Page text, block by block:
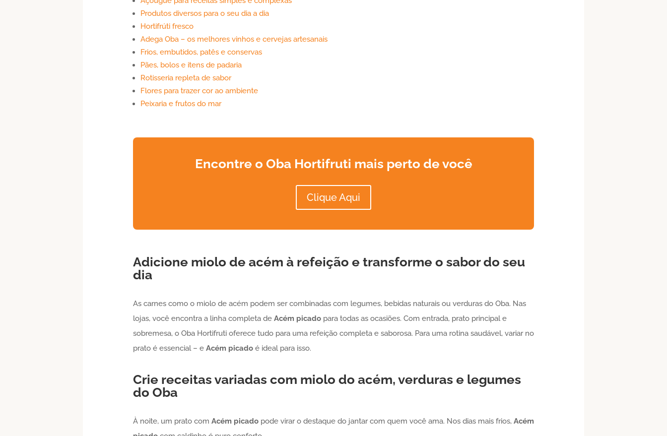
Produtos diversos para o seu dia a dia
Hortifrúti fresco
Adega Oba – os melhores vinhos e cervejas artesanais
Frios, embutidos, patês e conservas
Pães, bolos e itens de padaria
Rotisseria repleta de sabor
Flores para trazer cor ao ambiente
Peixaria e frutos do mar
Encontre o Oba Hortifruti mais perto de você
Clique Aqui
Adicione miolo de acém à refeição e transforme o sabor do seu
dia
As carnes como o miolo de acém podem ser combinadas com legumes, bebidas naturais ou verduras do Oba. Nas
lojas, você encontra a linha completa de Acém picadopara todas as ocasiões. Com entrada, prato principal e
sobremesa, o Oba Hortifruti oferece tudo para uma refeição completa e saborosa. Para uma rotina saudável, variar no
prato é essencial – e Acém picadoé ideal para isso.
Crie receitas variadas com miolo do acém, verduras e legumes
do Oba
À noite, um prato com Acém picadopode virar o destaque do jantar com quem você ama. Nos dias mais frios, Acém